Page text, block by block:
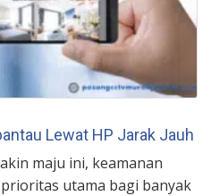
Lewat HP Jarak Jauh
maju ini, keamanan
utama bagi banyak